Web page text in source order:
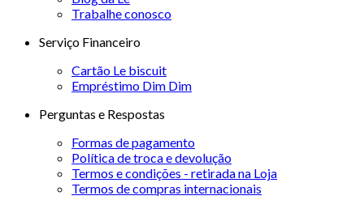
Trabalhe conosco
Serviço Financeiro
Cartão Le biscuit
Empréstimo Dim Dim
Perguntas e Respostas
Formas de pagamento
Política de troca e devolução
Termos e condições - retirada na Loja
Termos de compras internacionais